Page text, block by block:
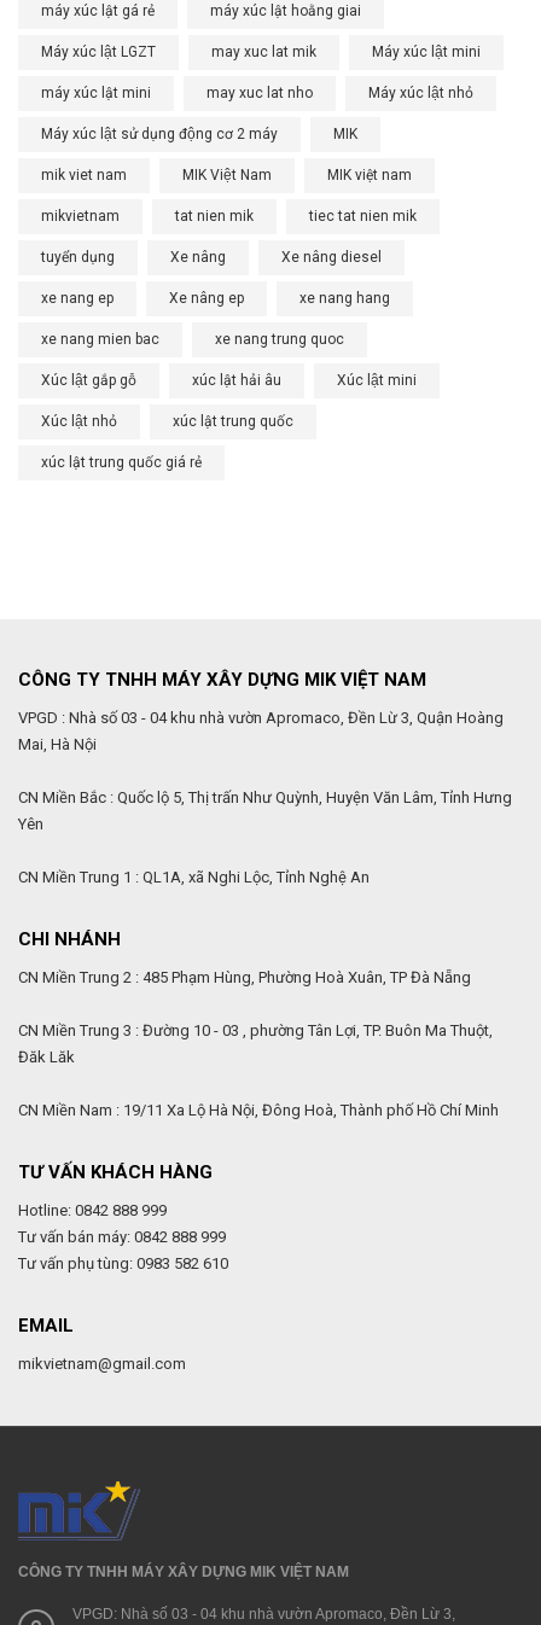
máy xúc lật gá rẻ máy xúc lật hoằng giai
Máy xúc lật LGZT may xuc lat mik Máy xúc lật mini
máy xúc lật mini may xuc lat nho Máy xúc lật nhỏ
Máy xúc lật sử dụng động cơ 2 máy MIK
mik viet nam MIK Việt Nam MIK việt nam
mikvietnam tat nien mik tiec tat nien mik
tuyển dụng Xe nâng Xe nâng diesel
xe nang ep Xe nâng ep xe nang hang
xe nang mien bac xe nang trung quoc
Xúc lật gắp gỗ xúc lật hải âu Xúc lật mini
Xúc lật nhỏ xúc lật trung quốc
xúc lật trung quốc giá rẻ
CÔNG TY TNHH MÁY XÂY DỰNG MIK VIỆT NAM
VPGD : Nhà số 03 - 04 khu nhà vườn Apromaco, Đền Lừ 3, Quận Hoàng
Mai, Hà Nội
CN Miền Bắc : Quốc lộ 5, Thị trấn Như Quỳnh, Huyện Văn Lâm, Tỉnh Hưng
Yên
CN Miền Trung 1 : QL1A, xã Nghi Lộc, Tỉnh Nghệ An
CHI NHÁNH
CN Miền Trung 2 : 485 Phạm Hùng, Phường Hoà Xuân, TP Đà Nẵng
CN Miền Trung 3 : Đường 10 - 03 , phường Tân Lợi, TP. Buôn Ma Thuột,
Đăk Lăk
CN Miền Nam : 19/11 Xa Lộ Hà Nội, Đông Hoà, Thành phố Hồ Chí Minh
TƯ VẤN KHÁCH HÀNG
Hotline: 0842 888 999
Tư vấn bán máy: 0842 888 999
Tư vấn phụ tùng: 0983 582 610
EMAIL
mikvietnam@gmail.com
CÔNG TY TNHH MÁY XÂY DỰNG MIK VIỆT NAM
VPGD: Nhà số 03 - 04 khu nhà vườn Apromaco, Đền Lừ 3,